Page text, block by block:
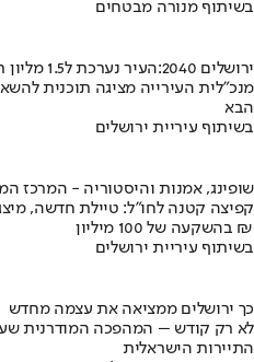
בשיתוף מנורה מבטחים
ירושלים 2040:העיר נערכת ל1.5 מליון תושבים
מנכ"לית העירייה מציגה תוכנית
הבא
בשיתוף עיריית ירושלים
שופינג, אמנות והיסטוריה - המרכז
קפיצה קטנה לחו"ל: טיילת חדשה,
בהשקעה של 100 מיליון ₪
בשיתוף עיריית ירושלים
כך ירושלים ממציאה את עצמה מחדש
לא רק קודש – המהפכה המודרנית
התיירות הישראלית